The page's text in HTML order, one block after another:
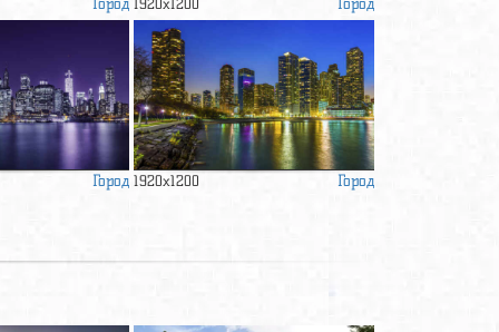
1920x1200
Город 1920x1200 Город